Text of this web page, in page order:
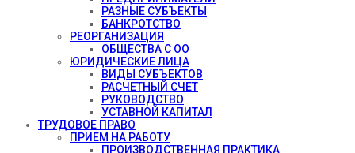
РАЗНЫЕ СУБЪЕКТЫ
БАНКРОТСТВО
РЕОРГАНИЗАЦИЯ
ОБЩЕСТВА С ОО
ЮРИДИЧЕСКИЕ ЛИЦА
ВИДЫ СУБЪЕКТОВ
РАСЧЕТНЫЙ СЧЕТ
РУКОВОДСТВО
УСТАВНОЙ КАПИТАЛ
ТРУДОВОЕ ПРАВО
ПРИЕМ НА РАБОТУ
ПРОИЗВОДСТВЕННАЯ ПРАКТИКА